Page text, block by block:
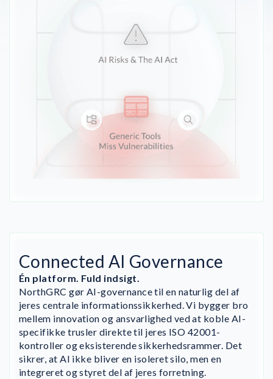
Connected AI Governance
Én platform. Fuld indsigt.
NorthGRC gør AI-governance til en naturlig del af
jeres centrale informationssikkerhed. Vi bygger bro
mellem innovation og ansvarlighed ved at koble AI-
specifikke trusler direkte til jeres ISO 42001-
kontroller og eksisterende sikkerhedsrammer. Det
sikrer, at AI ikke bliver en isoleret silo, men en
integreret og styret del af jeres forretning.